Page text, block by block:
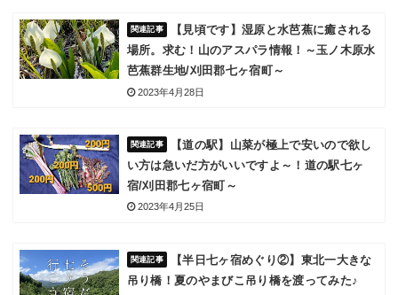
【見頃です】湿原と水芭蕉に癒される
場所。求む！山のアスパラ情報！～玉ノ木原水
芭蕉群生地/刈田郡七ヶ宿町～
2023年4月28日
【道の駅】山菜が極上で安いので欲し
い方は急いだ方がいいですよ～！道の駅七ヶ
宿/刈田郡七ヶ宿町～
2023年4月25日
【半日七ヶ宿めぐり②】東北一大きな
吊り橋！夏のやまびこ吊り橋を渡ってみた♪